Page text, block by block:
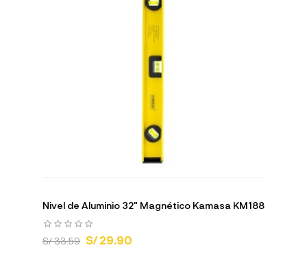
Nivel de Aluminio 32" Magnético Kamasa KM188
S/ 33.59 S/ 29.90